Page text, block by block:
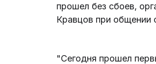
прошел без сбоев,
Кравцов при общении
"Сегодня прошел